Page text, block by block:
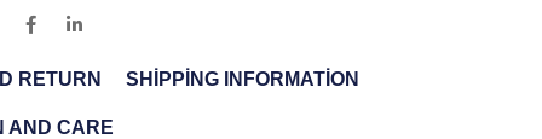
RETURN SHIPPING INFORMATION
AND CARE